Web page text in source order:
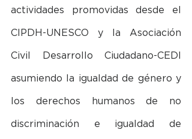
actividades promovidas desde el
CIPDH-UNESCO y la Asociación
Civil Desarrollo Ciudadano-CEDI
asumiendo la igualdad de género y
los derechos humanos de no
discriminación e igualdad de